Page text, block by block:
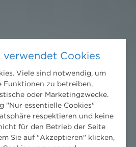
verwendet Cookies
Viele sind notwendig, um
Funktionen zu betreiben,
oder Marketingzwecke.
"Nur essentielle Cookies"
respektieren und keine
für den Betrieb der Seite
Sie auf "Akzeptieren" klicken,